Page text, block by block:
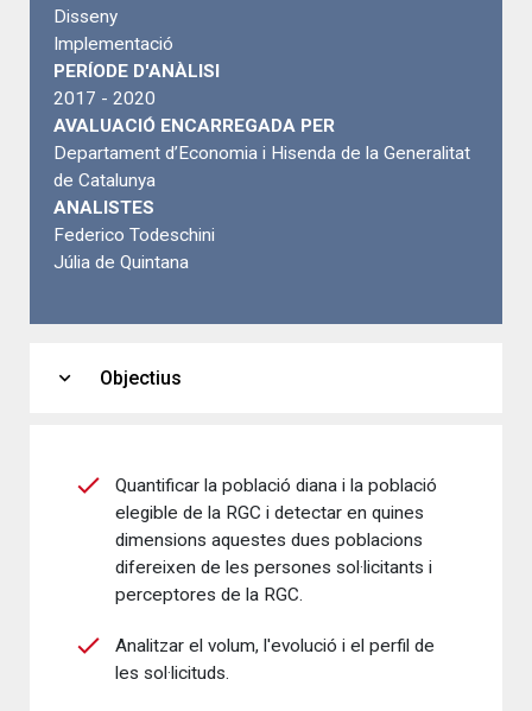
Disseny
Implementació
PERÍODE D'ANÀLISI
2017 - 2020
AVALUACIÓ ENCARREGADA PER
Departament d’Economia i Hisenda de la Generalitat
de Catalunya
ANALISTES
Federico Todeschini
Júlia de Quintana
expand_more Objectius
Quantificar la població diana i la població
elegible de la RGC i detectar en quines
dimensions aquestes dues poblacions
difereixen de les persones sol·licitants i
perceptores de la RGC.
Analitzar el volum, l'evolució i el perfil de
les sol·licituds.